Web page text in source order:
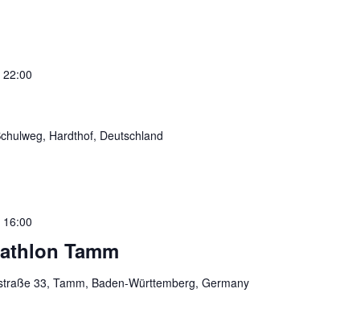
22:00
Hardthof, Deutschland
Tamm
16:00
33, Tamm, Baden-Württemberg, Germany